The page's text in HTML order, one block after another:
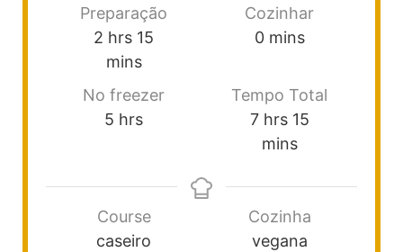
Preparação
2 hrs 15
mins
Cozinhar
0 mins
No freezer
5 hrs
Tempo Total
7 hrs 15
mins
Course
caseiro
Cozinha
vegana